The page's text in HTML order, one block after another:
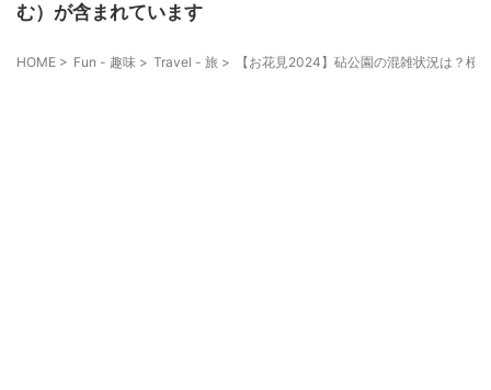
む）が含まれています
HOME > Fun - 趣味 > Travel - 旅 > 【お花見2024】砧公園の混雑状況は？桜